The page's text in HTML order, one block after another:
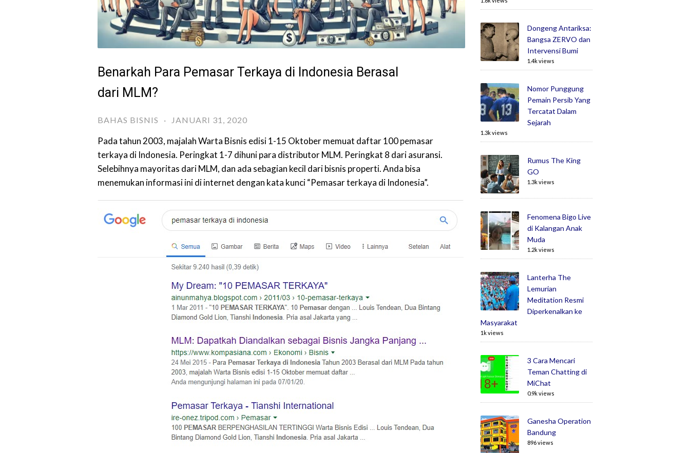
Benarkah Para Pemasar Terkaya di Indonesia Berasal
dari MLM?
BAHAS BISNIS · JANUARI 31, 2020
Pada tahun 2003, majalah Warta Bisnis edisi 1-15 Oktober memuat daftar 100 pemasar
terkaya di Indonesia. Peringkat 1-7 dihuni para distributor MLM. Peringkat 8 dari asuransi.
Selebihnya mayoritas dari MLM, dan ada sebagian kecil dari bisnis properti. Anda bisa
menemukan informasi ini di internet dengan kata kunci “Pemasar terkaya di Indonesia”.
Dongeng Antariksa:
Bangsa ZERVO dan
Intervensi Bumi
1.4k views
Nomor Punggung
Pemain Persib Yang
Tercatat Dalam
Sejarah
1.3k views
Rumus The King
GO
1.3k views
Fenomena Bigo Live
di Kalangan Anak
Muda
1.2k views
Lanterha The
Lemurian
Meditation Resmi
Diperkenalkan ke
Masyarakat
1k views
3 Cara Mencari
Teman Chatting di
MiChat
0.9k views
Ganesha Operation
Bandung
896 views